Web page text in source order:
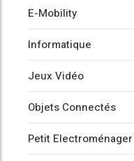
E-Mobility
Informatique
Jeux Vidéo
Objets Connectés
Petit Electroménager